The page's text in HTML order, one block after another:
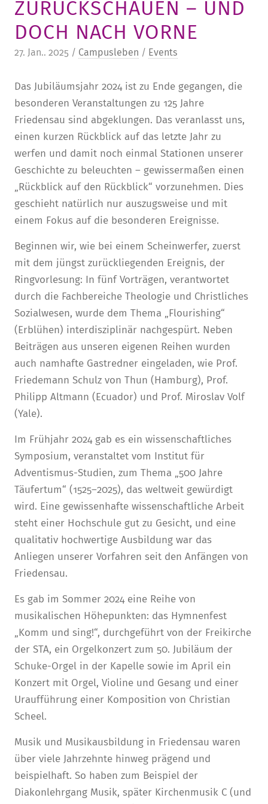
ALUMNI
KARRIERE
ZURÜCKSCHAUEN – UND
DOCH NACH VORNE
27. Jan.. 2025 / Campusleben / Events
Das Jubiläumsjahr 2024 ist zu Ende gegangen, die
besonderen Veranstaltungen zu 125 Jahre
Friedensau sind abgeklungen. Das veranlasst uns,
einen kurzen Rückblick auf das letzte Jahr zu
werfen und damit noch einmal Stationen unserer
Geschichte zu beleuchten – gewissermaßen einen
„Rückblick auf den Rückblick“ vorzunehmen. Dies
geschieht natürlich nur auszugsweise und mit
einem Fokus auf die besonderen Ereignisse.
Beginnen wir, wie bei einem Scheinwerfer, zuerst
mit dem jüngst zurückliegenden Ereignis, der
Ringvorlesung: In fünf Vorträgen, verantwortet
durch die Fachbereiche Theologie und Christliches
Sozialwesen, wurde dem Thema „Flourishing“
(Erblühen) interdisziplinär nachgespürt. Neben
Beiträgen aus unseren eigenen Reihen wurden
auch namhafte Gastredner eingeladen, wie Prof.
Friedemann Schulz von Thun (Hamburg), Prof.
Philipp Altmann (Ecuador) und Prof. Miroslav Volf
(Yale).
Im Frühjahr 2024 gab es ein wissenschaftliches
Symposium, veranstaltet vom Institut für
Adventismus-Studien, zum Thema „500 Jahre
Täufertum“ (1525–2025), das weltweit gewürdigt
wird. Eine gewissenhafte wissenschaftliche Arbeit
steht einer Hochschule gut zu Gesicht, und eine
qualitativ hochwertige Ausbildung war das
Anliegen unserer Vorfahren seit den Anfängen von
Friedensau.
Es gab im Sommer 2024 eine Reihe von
musikalischen Höhepunkten: das Hymnenfest
„Komm und sing!“, durchgeführt von der Freikirche
der STA, ein Orgelkonzert zum 50. Jubiläum der
Schuke-Orgel in der Kapelle sowie im April ein
Konzert mit Orgel, Violine und Gesang und einer
Uraufführung einer Komposition von Christian
Scheel.
Musik und Musikausbildung in Friedensau waren
über viele Jahrzehnte hinweg prägend und
beispielhaft. So haben zum Beispiel der
Diakonlehrgang Musik, später Kirchenmusik C (und